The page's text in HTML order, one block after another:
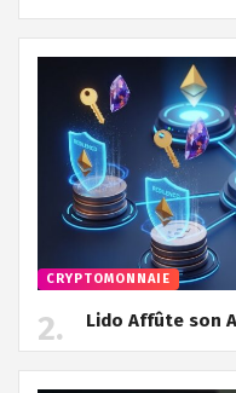
CRYPTOMONNAIE
Lido Affûte son